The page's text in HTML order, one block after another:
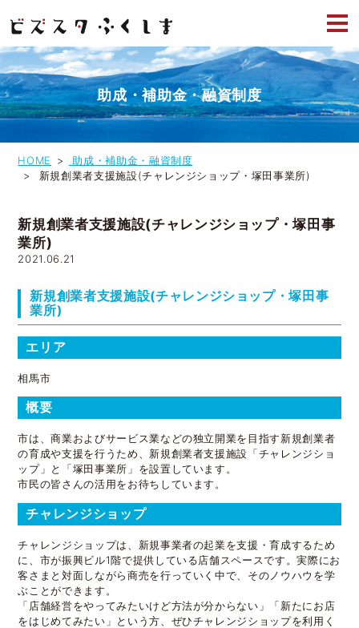
助成・補助金・融資制度
HOME
助成・補助金・融資制度
新規創業者支援施設(チャレンジショップ・塚田事業所)
新規創業者支援施設(チャレンジショップ・塚田事
業所)
2021.06.21
新規創業者支援施設(チャレンジショップ・塚田事
業所)
エリア
相馬市
概要
市は、商業およびサービス業などの独立開業を目指す新規創業者
の育成や支援を行うため、新規創業者支援施設「チャレンジショ
ップ」と「塚田事業所」を設置しています。
市民の皆さんの活用をお待ちしています。
チャレンジショップ
チャレンジショップは、新規事業者の起業を支援・育成するため
に、市が振興ビル1階で提供している店舗スペースです。実際にお
客さまと対面しながら商売を行っていく中で、そのノウハウを学
ぶことができます。
「店舗経営をやってみたいけど方法が分からない」「新たにお店
をはじめてみたい」という方、ぜひチャレンジショップを利用く